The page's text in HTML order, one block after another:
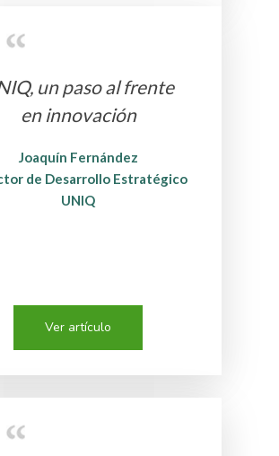
un paso al frente
en innovación
Joaquín Fernández
de Desarrollo Estratégico
UNIQ
Ver artículo